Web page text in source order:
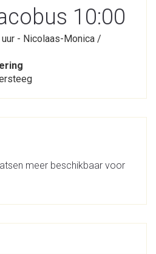
10:00
- Nicolaas-Monica /
meer beschikbaar voor